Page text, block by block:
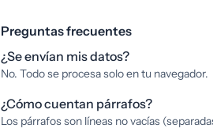
Preguntas frecuentes
¿Se envían mis datos?
No. Todo se procesa solo en tu navegador.
¿Cómo cuentan párrafos?
Los párrafos son líneas no vacías